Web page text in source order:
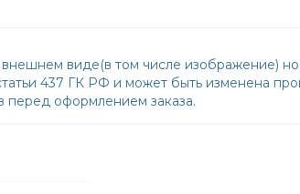
виде(в том числе изображение)
437 ГК РФ и может быть изменена
перед оформлением заказа.